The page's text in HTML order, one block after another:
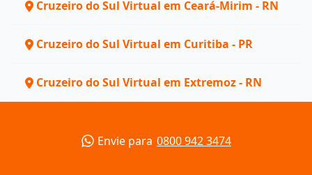
Cruzeiro do Sul Virtual em Ceará-Mirim - RN
Cruzeiro do Sul Virtual em Curitiba - PR
Cruzeiro do Sul Virtual em Extremoz - RN
Envie para 0800 942 3474